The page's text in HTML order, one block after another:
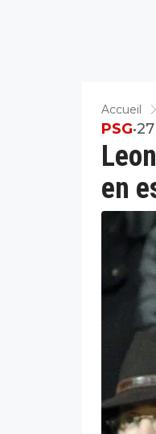
Accueil
en
PSG•